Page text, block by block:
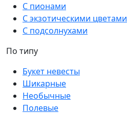
С пионами
С экзотическими цветами
С подсолнухами
По типу
Букет невесты
Шикарные
Необычные
Полевые